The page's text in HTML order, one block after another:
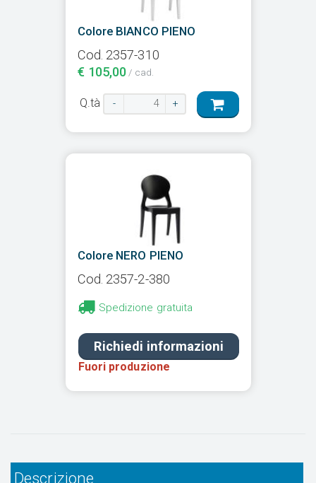
Colore BIANCO PIENO
Cod. 2357-310
€ 105,00 / cad.
Q.tà - +
Colore NERO PIENO
Cod. 2357-2-380
Spedizione gratuita
Richiedi informazioni
Fuori produzione
Descrizione